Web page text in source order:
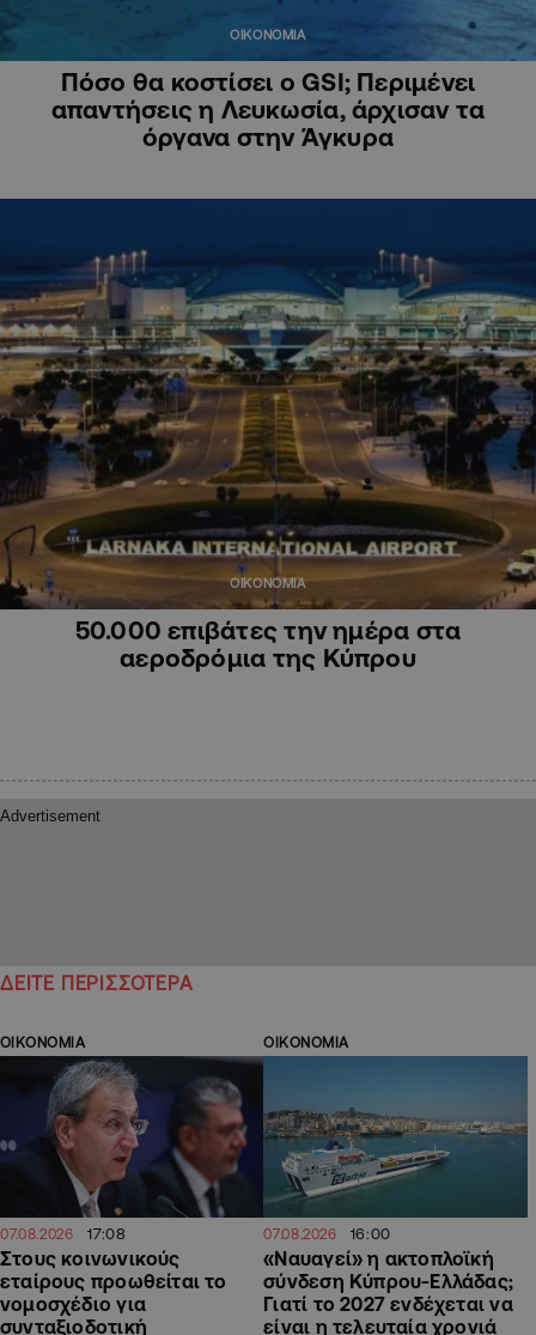
ΟΙΚΟΝΟΜΙΑ
Πόσο θα κοστίσει ο GSI; Περιμένει
απαντήσεις η Λευκωσία, άρχισαν τα
όργανα στην Άγκυρα
ΟΙΚΟΝΟΜΙΑ
50.000 επιβάτες την ημέρα στα
αεροδρόμια της Κύπρου
ΔΕΙΤΕ ΠΕΡΙΣΣΟΤΕΡΑ
ΟΙΚΟΝΟΜΙΑ
07.08.2026 17:08
Στους κοινωνικούς
εταίρους προωθείται το
νομοσχέδιο για
συνταξιοδοτική
ΟΙΚΟΝΟΜΙΑ
07.08.2026 16:00
«Ναυαγεί» η ακτοπλοϊκή
σύνδεση Κύπρου-Ελλάδας;
Γιατί το 2027 ενδέχεται να
είναι η τελευταία χρονιά